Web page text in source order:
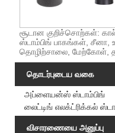
சூடான குறிச்சொற்கள்:
ஸ்டாம்பிங் பாகங்கள், சீனா,
தொழிற்சாலை, மேற்கோள்,
தொடர்புடைய வகை
அப்ளையன்ஸ் ஸ்டாம்பிங்
லைட்டிங் எலக்ட்ரிக்கல்
விசாரணையை அனுப்பு